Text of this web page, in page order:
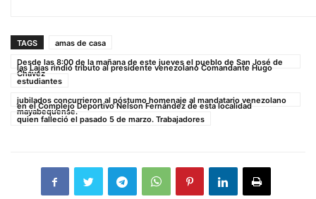
TAGS
amas de casa
Desde las 8:00 de la mañana de este jueves el pueblo de San José de
las Lajas rindió tributo al presidente venezolano Comandante Hugo
Chávez
estudiantes
jubilados concurrieron al póstumo homenaje al mandatario venezolano
en el Complejo Deportivo Nelson Fernández de esta localidad
mayabequense.
quien falleció el pasado 5 de marzo. Trabajadores